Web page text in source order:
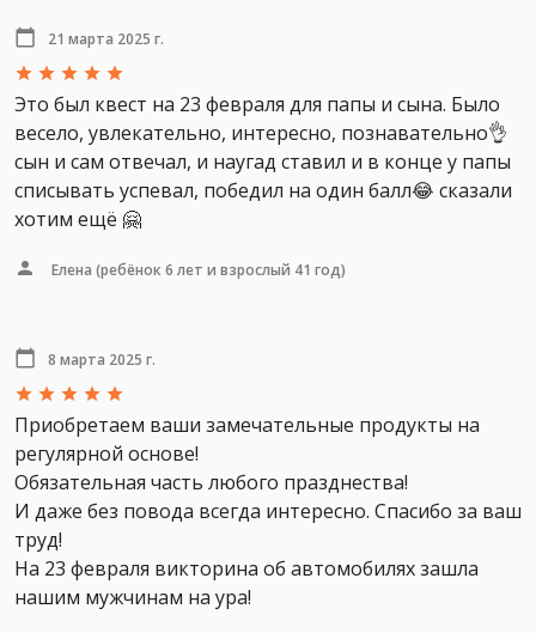
21 марта 2025 г.
Это был квест на 23 февраля для папы и сына. Было
весело, увлекательно, интересно, познавательно👌
сын и сам отвечал, и наугад ставил и в конце у папы
списывать успевал, победил на один балл😂 сказали
хотим ещё 🤗
Елена (ребёнок 6 лет и взрослый 41 год)
8 марта 2025 г.
Приобретаем ваши замечательные продукты на
регулярной основе!
Обязательная часть любого празднества!
И даже без повода всегда интересно. Спасибо за ваш
труд!
На 23 февраля викторина об автомобилях зашла
нашим мужчинам на ура!